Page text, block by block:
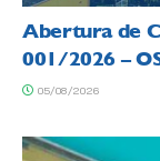
Abertura de
001/2026 –
05/08/2026